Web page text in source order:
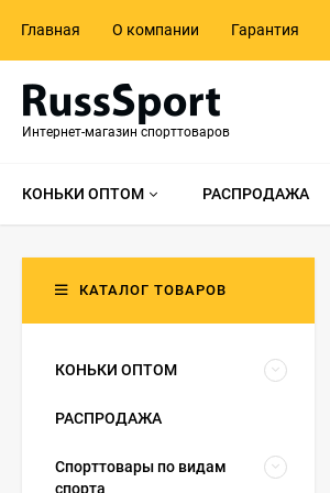
Главная О компании Гарантия
Интернет-магазин спорттоваров
КОНЬКИ ОПТОМ РАСПРОДАЖА
КАТАЛОГ ТОВАРОВ
КОНЬКИ ОПТОМ
РАСПРОДАЖА
Спорттовары по видам
спорта